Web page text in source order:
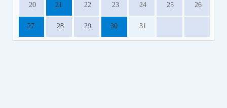
20 21 22 23 24 25 26
27 28 29 30 31